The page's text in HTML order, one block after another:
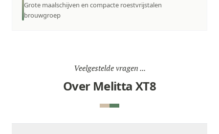
Grote maalschijven en compacte roestvrijstalen
brouwgroep
Veelgestelde vragen ...
Over Melitta XT8